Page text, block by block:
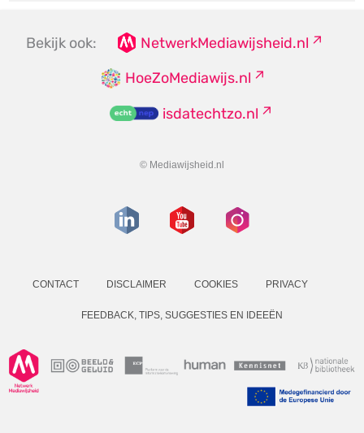
Bekijk ook:
NetwerkMediawijsheid.nl
HoeZoMediawijs.nl
isdatechtzo.nl
© Mediawijsheid.nl
CONTACT DISCLAIMER COOKIES PRIVACY
FEEDBACK, TIPS, SUGGESTIES EN IDEEËN